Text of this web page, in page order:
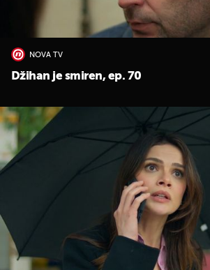
NOVA TV
Džihan je smiren, ep. 70